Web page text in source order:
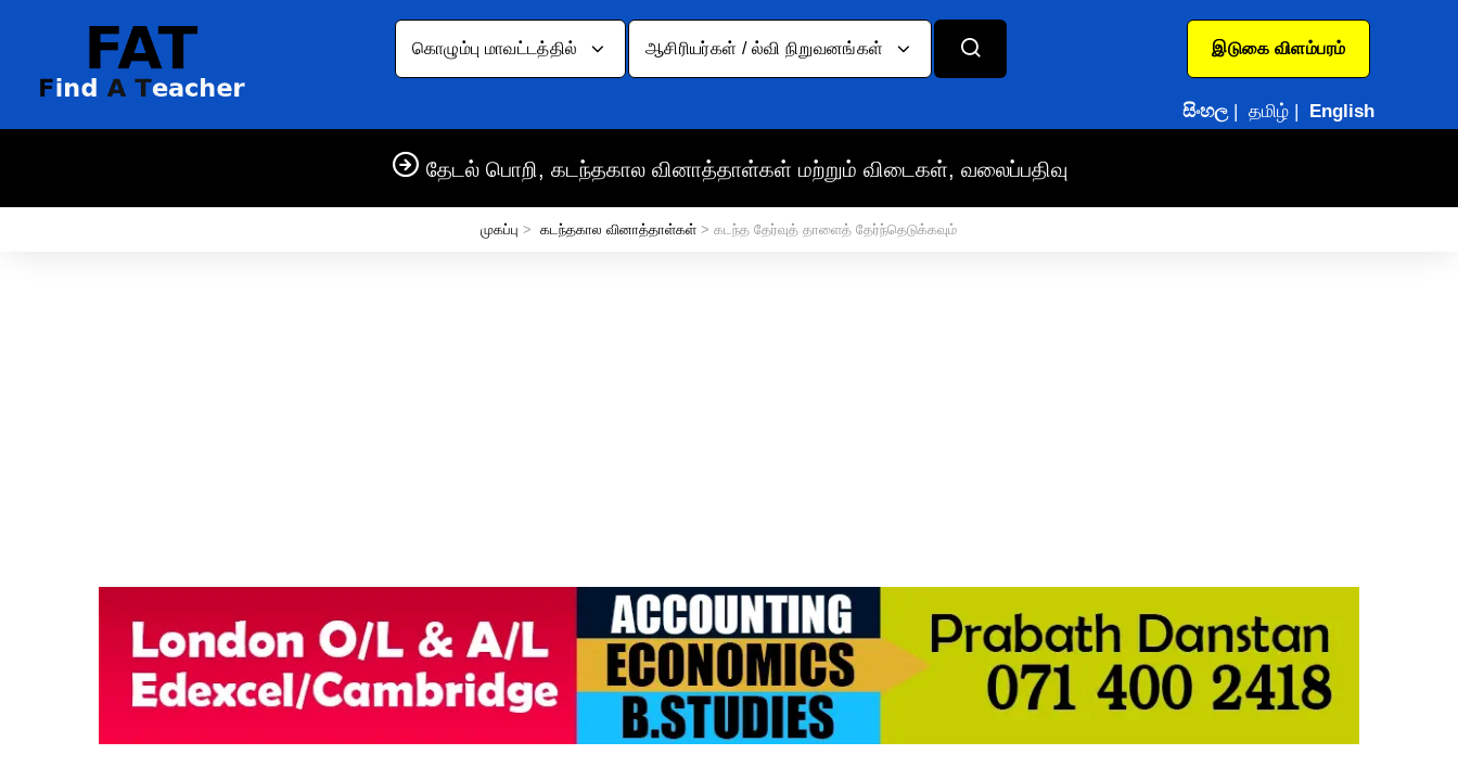
கொழும்பு மாவட்டத்தில் ஆசிரியர்கள் / ல்வி நிறுவனங்கள் இடுகை விளம்பரம்
සිංහල|தமிழ் | English
தேடல் பொறி, கடந்தகால வினாத்தாள்கள் மற்றும் விடைகள், வலைப்பதிவு
முகப்பு > கடந்தகால வினாத்தாள்கள்> கடந்த தேர்வுத் தாளைத் தேர்ந்தெடுக்கவும்